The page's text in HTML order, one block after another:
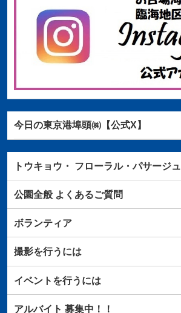
今日の東京港埠頭㈱【公式X】
トウキョウ・ フローラル・パサージュ
公園全般よくあるご質問
ボランティア
撮影を行うには
イベントを行うには
アルバイト 募集中！！